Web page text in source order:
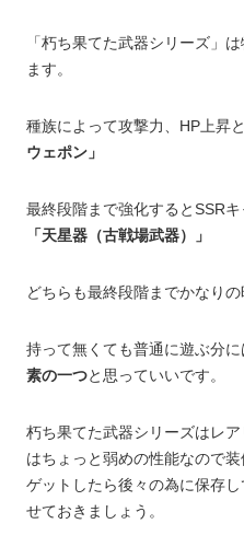
「朽ち果てた武器シリーズ」
ます。
種族によって攻撃力、HP上昇
ウェポン」
最終段階まで強化するとSSR
「天星器（古戦場武器）」
どちらも最終段階までかなり
持って無くても普通に遊ぶ分に
素の一つと思っていいです。
朽ち果てた武器シリーズはレ
はちょっと弱めの性能なので
ゲットしたら後々の為に保存
せておきましょう。